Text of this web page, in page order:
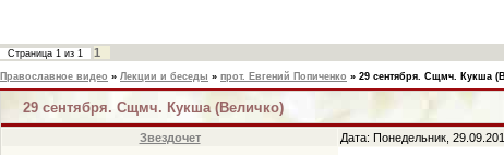
Страница 1 из 1 1
Православное видео » Лекции и беседы » прот. Евгений Попиченко » 29 сентября. Сщмч. Кукша
29 сентября. Сщмч. Кукша (Величко)
Звездочет Дата: Понедельник,